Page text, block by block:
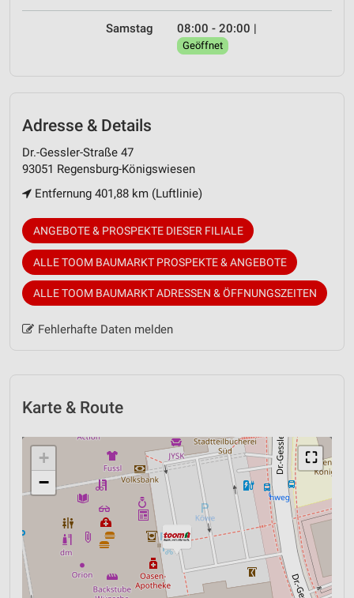
Samstag 08:00 - 20:00 |
Geöffnet
Adresse & Details
Dr.-Gessler-Straße 47
93051 Regensburg-Königswiesen
Entfernung 401,88 km (Luftlinie)
ANGEBOTE & PROSPEKTE DIESER FILIALE
ALLE TOOM BAUMARKT PROSPEKTE & ANGEBOTE
ALLE TOOM BAUMARKT ADRESSEN & ÖFFNUNGSZEITEN
Fehlerhafte Daten melden
Karte & Route
⛶
+
−